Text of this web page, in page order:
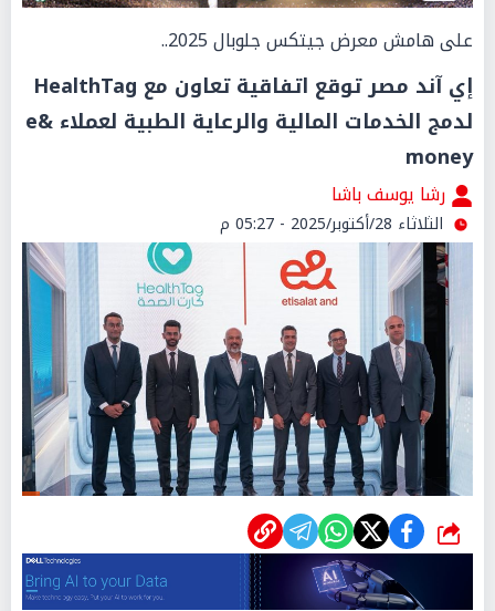
على هامش معرض جيتكس جلوبال 2025..
إي آند مصر توقع اتفاقية تعاون مع HealthTag
لدمج الخدمات المالية والرعاية الطبية لعملاء e&
money
رشا يوسف باشا
الثلاثاء 28/أكتوبر/2025 - 05:27 م
شارك